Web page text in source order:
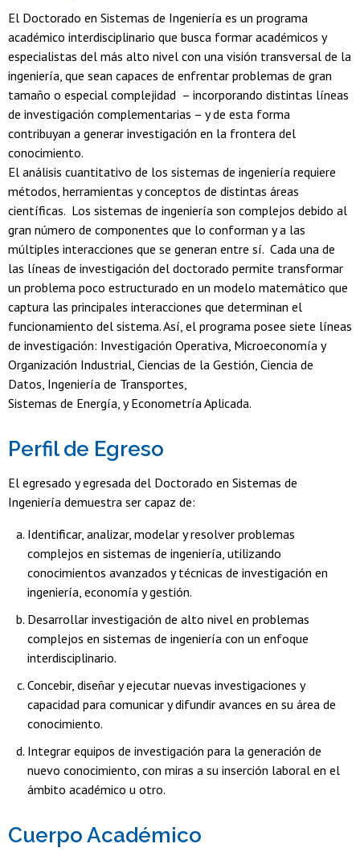
El Doctorado en Sistemas de Ingeniería es un programa
académico interdisciplinario que busca formar académicos y
especialistas del más alto nivel con una visión transversal de la
ingeniería, que sean capaces de enfrentar problemas de gran
tamaño o especial complejidad – incorporando distintas líneas
de investigación complementarias – y de esta forma
contribuyan a generar investigación en la frontera del
conocimiento.
El análisis cuantitativo de los sistemas de ingeniería requiere
métodos, herramientas y conceptos de distintas áreas
científicas. Los sistemas de ingeniería son complejos debido al
gran número de componentes que lo conforman y a las
múltiples interacciones que se generan entre sí. Cada una de
las líneas de investigación del doctorado permite transformar
un problema poco estructurado en un modelo matemático que
captura las principales interacciones que determinan el
funcionamiento del sistema. Así, el programa posee siete líneas
de investigación: Investigación Operativa, Microeconomía y
Organización Industrial, Ciencias de la Gestión, Ciencia de
Datos, Ingeniería de Transportes,
Sistemas de Energía, y Econometría Aplicada.
Perfil de Egreso
El egresado y egresada del Doctorado en Sistemas de
Ingeniería demuestra ser capaz de:
Identificar, analizar, modelar y resolver problemas
complejos en sistemas de ingeniería, utilizando
conocimientos avanzados y técnicas de investigación en
ingeniería, economía y gestión.
Desarrollar investigación de alto nivel en problemas
complejos en sistemas de ingeniería con un enfoque
interdisciplinario.
Concebir, diseñar y ejecutar nuevas investigaciones y
capacidad para comunicar y difundir avances en su área de
conocimiento.
Integrar equipos de investigación para la generación de
nuevo conocimiento, con miras a su inserción laboral en el
ámbito académico u otro.
Cuerpo Académico